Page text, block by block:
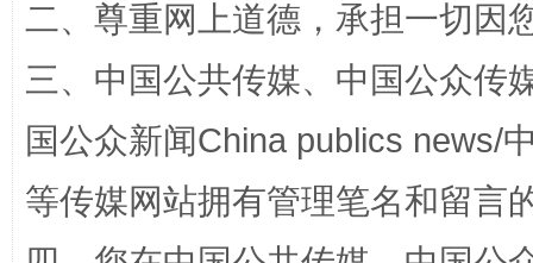
事关残疾人未来5年
二、尊重网上道德，承担一切因
三、中国公共传媒、中国公众传
国公众新闻China publics news/
等传媒网站拥有管理笔名和留言